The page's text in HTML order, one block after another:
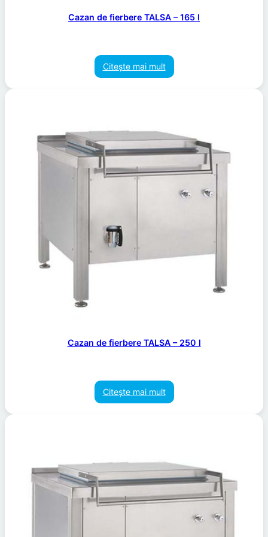
Cazan de fierbere TALSA – 165 l
Citește mai mult
Cazan de fierbere TALSA – 250 l
Citește mai mult